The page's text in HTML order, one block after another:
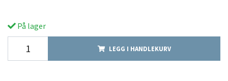
På lager
LEGG I HANDLEKURV